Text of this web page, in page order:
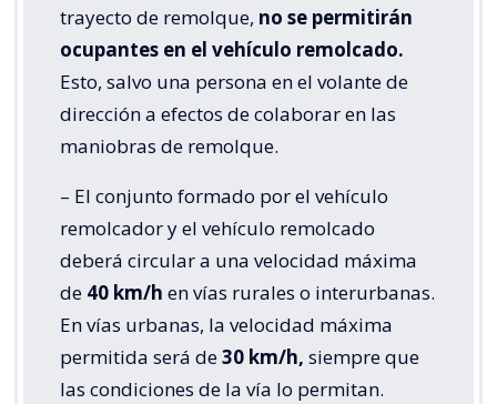
trayecto de remolque, no se permitirán
ocupantes en el vehículo remolcado.
Esto, salvo una persona en el volante de
dirección a efectos de colaborar en las
maniobras de remolque.
– El conjunto formado por el vehículo
remolcador y el vehículo remolcado
deberá circular a una velocidad máxima
de 40 km/h en vías rurales o interurbanas.
En vías urbanas, la velocidad máxima
permitida será de30 km/h, siempre que
las condiciones de la vía lo permitan.